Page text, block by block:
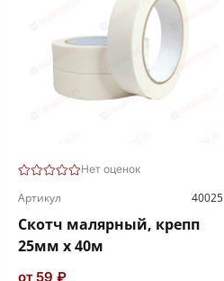
Нет оценок
Артикул 40025
Скотч малярный, крепп
25мм х 40м
от 59 ₽